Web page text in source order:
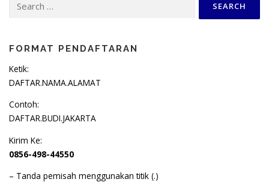
FORMAT PENDAFTARAN
Ketik:
DAFTAR.NAMA.ALAMAT
Contoh:
DAFTAR.BUDI.JAKARTA
Kirim Ke:
0856-498-44550
– Tanda pemisah menggunakan titik (.)